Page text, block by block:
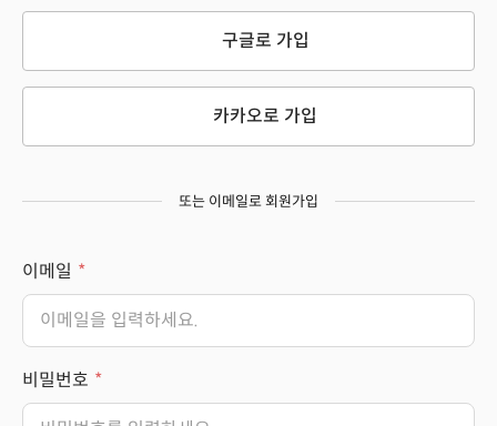
구글로 가입
카카오로 가입
또는 이메일로 회원가입
이메일
비밀번호